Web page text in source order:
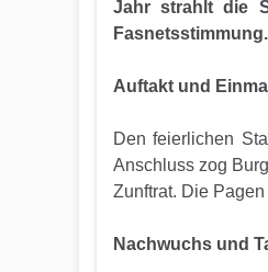
Jahr strahlt die
Fasnetsstimmung.
Auftakt und
Den feierlichen
Anschluss zog
Zunftrat. Die
Nachwuchs und